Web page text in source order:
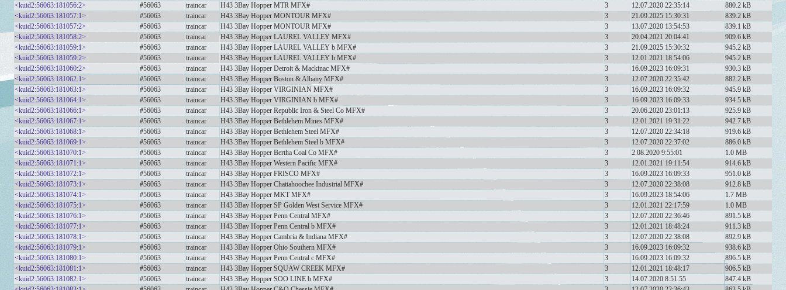
<kuid2:56063:181056:2>
#56063 traincar H43 3Bay Hopper MTR MFX# 3 12.07.2020 22:35:14
880.2 kB
<kuid2:56063:181057:1>
#56063 traincar H43 3Bay Hopper MONTOUR MFX# 3 21.09.2025 15:30:31
839.2 kB
<kuid2:56063:181057:2>
#56063 traincar H43 3Bay Hopper MONTOUR MFX# 3 13.07.2020 13:54:53
839.1 kB
<kuid2:56063:181058:2>
#56063 traincar H43 3Bay Hopper LAUREL VALLEY MFX# 3 20.04.2021 20:04:41
909.6 kB
<kuid2:56063:181059:1>
#56063 traincar H43 3Bay Hopper LAUREL VALLEY b MFX# 3 21.09.2025 15:30:32
945.2 kB
<kuid2:56063:181059:2>
#56063 traincar H43 3Bay Hopper LAUREL VALLEY b MFX# 3 12.01.2021 18:54:06
945.2 kB
<kuid2:56063:181060:2>
#56063 traincar H43 3Bay Hopper Detroit & Mackinac MFX# 3 16.09.2023 16:09:31
930.3 kB
<kuid2:56063:181062:1>
#56063 traincar H43 3Bay Hopper Boston & Albany MFX# 3 12.07.2020 22:35:42
882.2 kB
<kuid2:56063:181063:1>
#56063 traincar H43 3Bay Hopper VIRGINIAN MFX# 3 16.09.2023 16:09:32
945.9 kB
<kuid2:56063:181064:1>
#56063 traincar H43 3Bay Hopper VIRGINIAN b MFX# 3 16.09.2023 16:09:33
934.5 kB
<kuid2:56063:181066:1>
#56063 traincar H43 3Bay Hopper Republic Iron & Steel Co MFX# 3 20.06.2020 23:01:13
925.9 kB
<kuid2:56063:181067:1>
#56063 traincar H43 3Bay Hopper Bethlehem Mines MFX# 3 12.01.2021 19:31:22
942.7 kB
<kuid2:56063:181068:1>
#56063 traincar H43 3Bay Hopper Bethlehem Steel MFX# 3 12.07.2020 22:34:18
919.6 kB
<kuid2:56063:181069:1>
#56063 traincar H43 3Bay Hopper Bethlehem Steel b MFX# 3 12.07.2020 22:37:02
886.0 kB
<kuid2:56063:181070:1>
#56063 traincar H43 3Bay Hopper Bertha Coal Co MFX# 3 2.08.2020 9:55:01
1.0 MB
<kuid2:56063:181071:1>
#56063 traincar H43 3Bay Hopper Western Pacific MFX# 3 12.01.2021 19:11:54
914.6 kB
<kuid2:56063:181072:1>
#56063 traincar H43 3Bay Hopper FRISCO MFX# 3 16.09.2023 16:09:33
951.0 kB
<kuid2:56063:181073:1>
#56063 traincar H43 3Bay Hopper Chattahoochee Industrial MFX# 3 12.07.2020 22:38:08
912.8 kB
<kuid2:56063:181074:1>
#56063 traincar H43 3Bay Hopper MKT MFX# 3 16.09.2023 18:54:06
1.7 MB
<kuid2:56063:181075:1>
#56063 traincar H43 3Bay Hopper SP Golden West Service MFX# 3 12.01.2021 22:17:59
1.0 MB
<kuid2:56063:181076:1>
#56063 traincar H43 3Bay Hopper Penn Central MFX# 3 12.07.2020 22:36:46
891.5 kB
<kuid2:56063:181077:1>
#56063 traincar H43 3Bay Hopper Penn Central b MFX# 3 12.01.2021 18:48:24
911.3 kB
<kuid2:56063:181078:1>
#56063 traincar H43 3Bay Hopper Cambria & Indiana MFX# 3 12.07.2020 22:38:08
892.9 kB
<kuid2:56063:181079:1>
#56063 traincar H43 3Bay Hopper Ohio Southern MFX# 3 16.09.2023 16:09:32
938.6 kB
<kuid2:56063:181080:1>
#56063 traincar H43 3Bay Hopper Penn Central c MFX# 3 16.09.2023 16:09:32
896.5 kB
<kuid2:56063:181081:1>
#56063 traincar H43 3Bay Hopper SQUAW CREEK MFX# 3 12.01.2021 18:48:17
906.5 kB
<kuid2:56063:181082:1>
#56063 traincar H43 3Bay Hopper SOO LINE b MFX# 3 14.07.2020 8:51:55
847.4 kB